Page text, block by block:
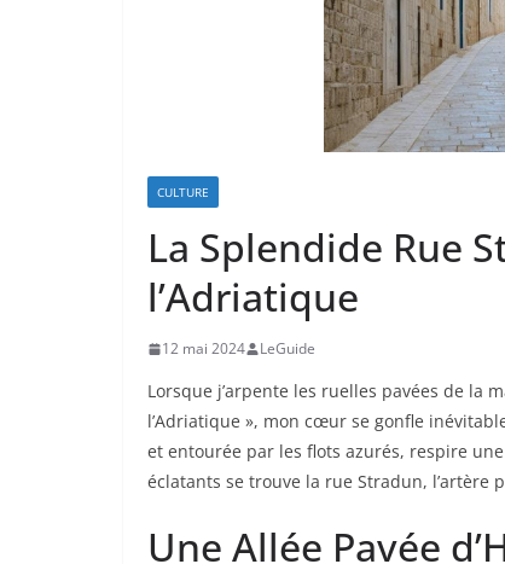
CULTURE
La Splendide Rue
l’Adriatique
12 mai 2024 LeGuide
Lorsque j’arpente les ruelles pavées de la
l’Adriatique », mon cœur se gonfle
et entourée par les flots azurés, respire
éclatants se trouve la rue Stradun,
Une Allée Pavée